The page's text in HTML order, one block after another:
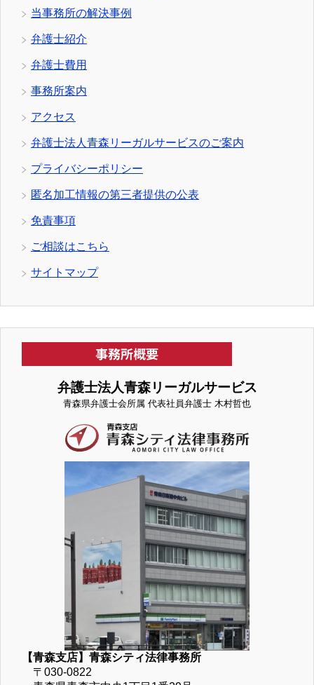
当事務所の解決事例
弁護士紹介
弁護士費用
事務所案内
アクセス
弁護士法人青森リーガルサービスのご案内
プライバシーポリシー
匿名加工情報の第三者提供の公表
免責事項
ご相談はこちら
サイトマップ
弁護士法人青森リーガルサービス
青森県弁護士会所属 代表社員弁護士 木村哲也
【青森支店】青森シティ法律事務所
〒030-0822